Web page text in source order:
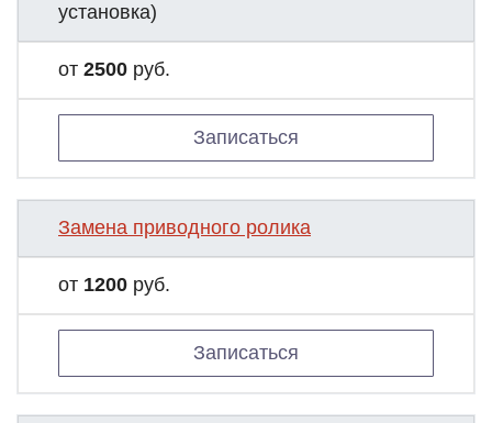
установка)
от 2500 руб.
Записаться
Замена приводного ролика
от 1200 руб.
Записаться